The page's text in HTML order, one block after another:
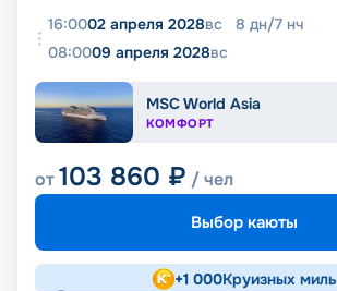
16:0002 апреля 2028вс 8 дн/7 нч
08:0009 апреля 2028вс
MSC World Asia
КОМФОРТ
от103 860 ₽ / чел
Выбор каюты
+1 000Круизных миль